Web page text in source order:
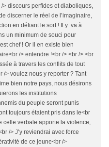
> discours perfides et diaboliques,
discerner le réel de l’imaginaire,
en défiant le sort ! Il y va à
un minimum de souci pour
chef ! Or il en existe bien
/> entendre !<br /> <br /> <br
à travers les conflits de tout
/> voulez nous y reporter ? Tant
bien notre pays, nous désirons
les institutions
du peuple seront punis
toujours étaient pris dans le<br
celle verbale apporte la violence,
/> J’y reviendrai avec force
de ce jeune<br />